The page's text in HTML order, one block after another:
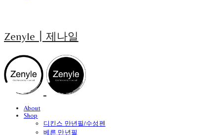
Zenyle┃제나일
About
Shop
디킨스 만년필/수성펜
베른 만년필